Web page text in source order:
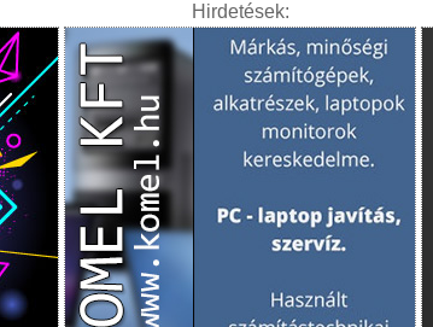
Hirdetések: